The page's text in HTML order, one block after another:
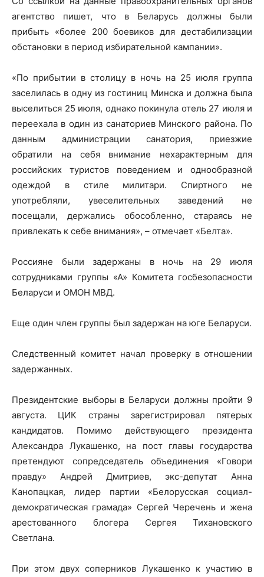
агентство пишет, что в Беларусь должны были
прибыть «более 200 боевиков для дестабилизации
обстановки в период избирательной кампании».
«По прибытии в столицу в ночь на 25 июля группа
заселилась в одну из гостиниц Минска и должна была
выселиться 25 июля, однако покинула отель 27 июля и
переехала в один из санаториев Минского района. По
данным администрации санатория, приезжие
обратили на себя внимание нехарактерным для
российских туристов поведением и однообразной
одеждой в стиле милитари. Спиртного не
употребляли, увеселительных заведений не
посещали, держались обособленно, стараясь не
привлекать к себе внимания», – отмечает «Белта».
Россияне были задержаны в ночь на 29 июля
сотрудниками группы «А» Комитета госбезопасности
Беларуси и ОМОН МВД.
Еще один член группы был задержан на юге Беларуси.
Следственный комитет начал проверку в отношении
задержанных.
Президентские выборы в Беларуси должны пройти 9
августа. ЦИК страны зарегистрировал пятерых
кандидатов. Помимо действующего президента
Александра Лукашенко, на пост главы государства
претендуют сопредседатель объединения «Говори
правду» Андрей Дмитриев, экс-депутат Анна
Канопацкая, лидер партии «Белорусская социал-
демократическая грамада» Сергей Черечень и жена
арестованного блогера Сергея Тихановского
Светлана.
При этом двух соперников Лукашенко к участию в